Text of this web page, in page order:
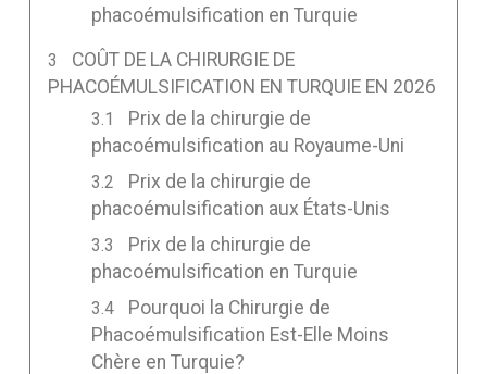
phacoémulsification en Turquie
COÛT DE LA CHIRURGIE DE
PHACOÉMULSIFICATION EN TURQUIE EN 2026
Prix de la chirurgie de
phacoémulsification au Royaume-Uni
Prix de la chirurgie de
phacoémulsification aux États-Unis
Prix de la chirurgie de
phacoémulsification en Turquie
Pourquoi la Chirurgie de
Phacoémulsification Est-Elle Moins
Chère en Turquie?